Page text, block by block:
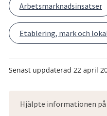
Arbetsmarknadsinsatser
Etablering, mark och
Senast uppdaterad 22 april
Hjälpte informationen på